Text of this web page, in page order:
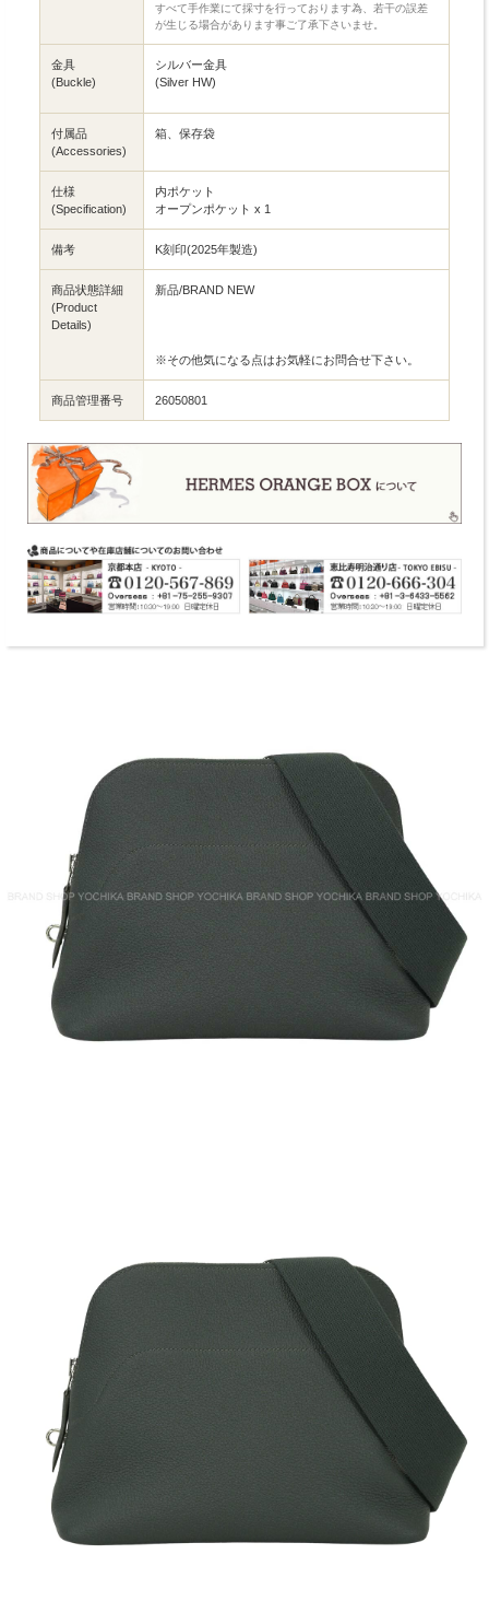
すべて手作業にて採寸を行っております為、若干の誤差
が生じる場合があります事ご了承下さいませ。
金具
(Buckle)
シルバー金具
(Silver HW)
付属品
(Accessories)
箱、保存袋
仕様
(Specification)
内ポケット
オープンポケット x 1
備考 K刻印(2025年製造)
商品状態詳細
(Product
Details)
新品/BRAND NEW
※その他気になる点はお気軽にお問合せ下さい。
商品管理番号 26050801